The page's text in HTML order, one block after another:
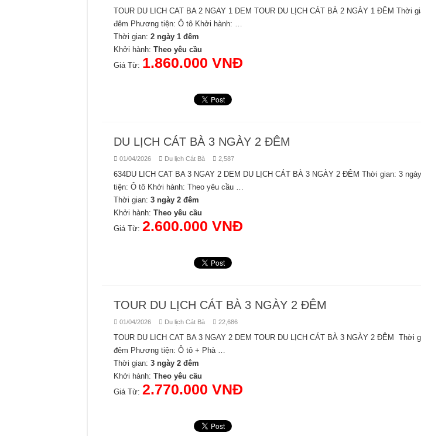
TOUR DU LICH CAT BA 2 NGAY 1 DEM TOUR DU LỊCH CÁT BÀ 2 NGÀY 1 ĐÊM Thời
đêm Phương tiện: Ô tô Khởi hành: …
Thời gian: 2 ngày 1 đêm
Khởi hành: Theo yêu cầu
Giá Từ: 1.860.000 VNĐ
DU LỊCH CÁT BÀ 3 NGÀY 2 ĐÊM
01/04/2026 Du lịch Cát Bà 2,587
634DU LICH CAT BA 3 NGAY 2 DEM DU LỊCH CÁT BÀ 3 NGÀY 2 ĐÊM Thời gian: 3
tiện: Ô tô Khởi hành: Theo yêu cầu …
Thời gian: 3 ngày 2 đêm
Khởi hành: Theo yêu cầu
Giá Từ: 2.600.000 VNĐ
TOUR DU LỊCH CÁT BÀ 3 NGÀY 2 ĐÊM
01/04/2026 Du lịch Cát Bà 22,686
TOUR DU LICH CAT BA 3 NGAY 2 DEM TOUR DU LỊCH CÁT BÀ 3 NGÀY 2 ĐÊM Thời
đêm Phương tiện: Ô tô + Phà …
Thời gian: 3 ngày 2 đêm
Khởi hành: Theo yêu cầu
Giá Từ: 2.770.000 VNĐ